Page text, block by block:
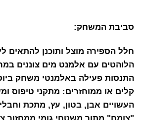
סביבת המשחק:
חלל הספירה מוצל ותוכנן להתאים
הלוהטים עם אלמנט מים צוננים
התנסות פעילה באלמנטי משחק
קלים או ממוחזרים: מתקני טיפוס
העשויים אבן, בטון, עץ, מתכת